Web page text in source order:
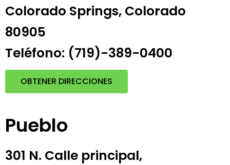
Colorado Springs, Colorado
80905
Teléfono: (719)-389-0400
OBTENER DIRECCIONES
Pueblo
301 N. Calle principal,